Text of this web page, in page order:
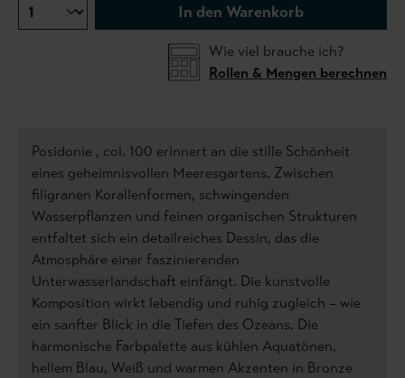
In den Warenkorb
Wie viel brauche ich?
Rollen & Mengen berechnen
Posidonie , col. 100 erinnert an die stille Schönheit
eines geheimnisvollen Meeresgartens. Zwischen
filigranen Korallenformen, schwingenden
Wasserpflanzen und feinen organischen Strukturen
entfaltet sich ein detailreiches Dessin, das die
Atmosphäre einer faszinierenden
Unterwasserlandschaft einfängt. Die kunstvolle
Komposition wirkt lebendig und ruhig zugleich – wie
ein sanfter Blick in die Tiefen des Ozeans. Die
harmonische Farbpalette aus kühlen Aquatönen,
hellem Blau, Weiß und warmen Akzenten in Bronze